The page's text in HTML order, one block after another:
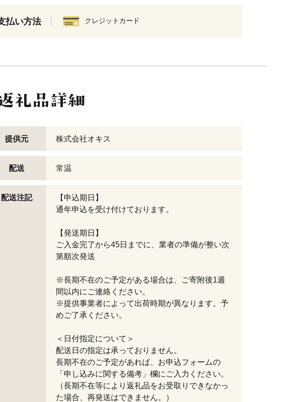
払い方法 クレジットカード
提供元 株式会社オキス
配送 常温
配送注記
【申込期日】
通年申込を受け付けております。
【発送期日】
ご入金完了から45日までに、業者の準備が整い次
第順次発送
※長期不在のご予定がある場合は、ご寄附後1週
間以内にご連絡ください。
※提供事業者によって出荷時期が異なります。予
めご了承ください。
＜日付指定について＞
配送日の指定は承っておりません。
長期不在のご予定があれば、お申込フォームの
「申し込みに関する備考」欄にご入力ください。
（長期不在等により返礼品をお受取りできなかっ
た場合、再発送はできません。）